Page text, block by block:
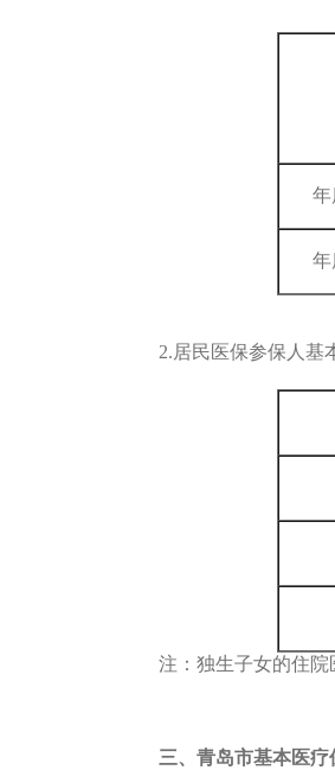
年
年
2.居民医保参保人基
注：独生子女的住
三、青岛市基本医